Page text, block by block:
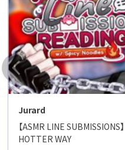
Jurard
【ASMR LINE
HOTTER WAY